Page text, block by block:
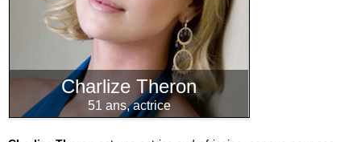
Charlize Theron
51 ans, actrice